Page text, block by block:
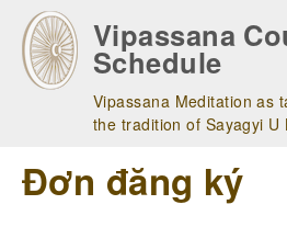
main
navigation
Vipassana
Schedule
Vipassana Meditation as
the tradition of Sayagyi U
Đơn đăng ký